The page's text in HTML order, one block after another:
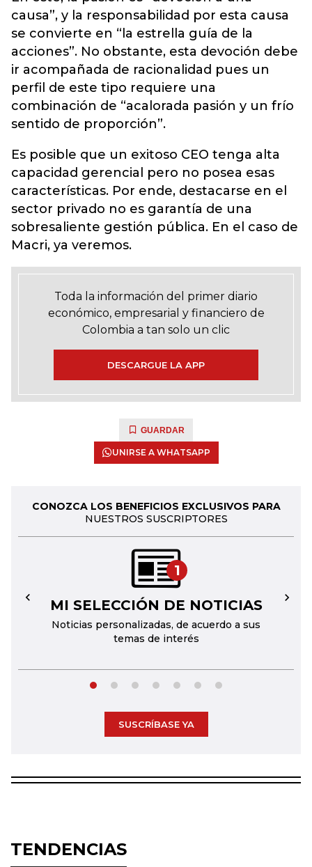
causa”, y la responsabilidad por esta causa
se convierte en “la estrella guía de la
acciones”. No obstante, esta devoción debe
ir acompañada de racionalidad pues un
perfil de este tipo requiere una
combinación de “acalorada pasión y un frío
sentido de proporción”.
Es posible que un exitoso CEO tenga alta
capacidad gerencial pero no posea esas
características. Por ende, destacarse en el
sector privado no es garantía de una
sobresaliente gestión pública. En el caso de
Macri, ya veremos.
Toda la información del primer diario
económico, empresarial y financiero de
Colombia a tan solo un clic
DESCARGUE LA APP
GUARDAR
UNIRSE A WHATSAPP
CONOZCA LOS BENEFICIOS EXCLUSIVOS PARA
NUESTROS SUSCRIPTORES
1
MI SELECCIÓN DE NOTICIAS
Noticias personalizadas, de acuerdo a sus
temas de interés
← →
SUSCRÍBASE YA
TENDENCIAS